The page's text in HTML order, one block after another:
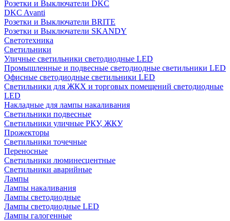
Розетки и Выключатели DKC
DKC Avanti
Розетки и Выключатели BRITE
Розетки и Выключатели SKANDY
Светотехника
Светильники
Уличные светильники светодиодные LED
Промышленные и подвесные светодиодные светильники LED
Офисные светодиодные светильники LED
Светильники для ЖКХ и торговых помещений светодиодные
LED
Накладные для лампы накаливания
Светильники подвесные
Светильники уличные РКУ, ЖКУ
Прожекторы
Cветильники точечные
Переносные
Светильники люминесцентные
Светильники аварийные
Лампы
Лампы накаливания
Лампы светодиодные
Лампы светодиодные LED
Лампы галогенные